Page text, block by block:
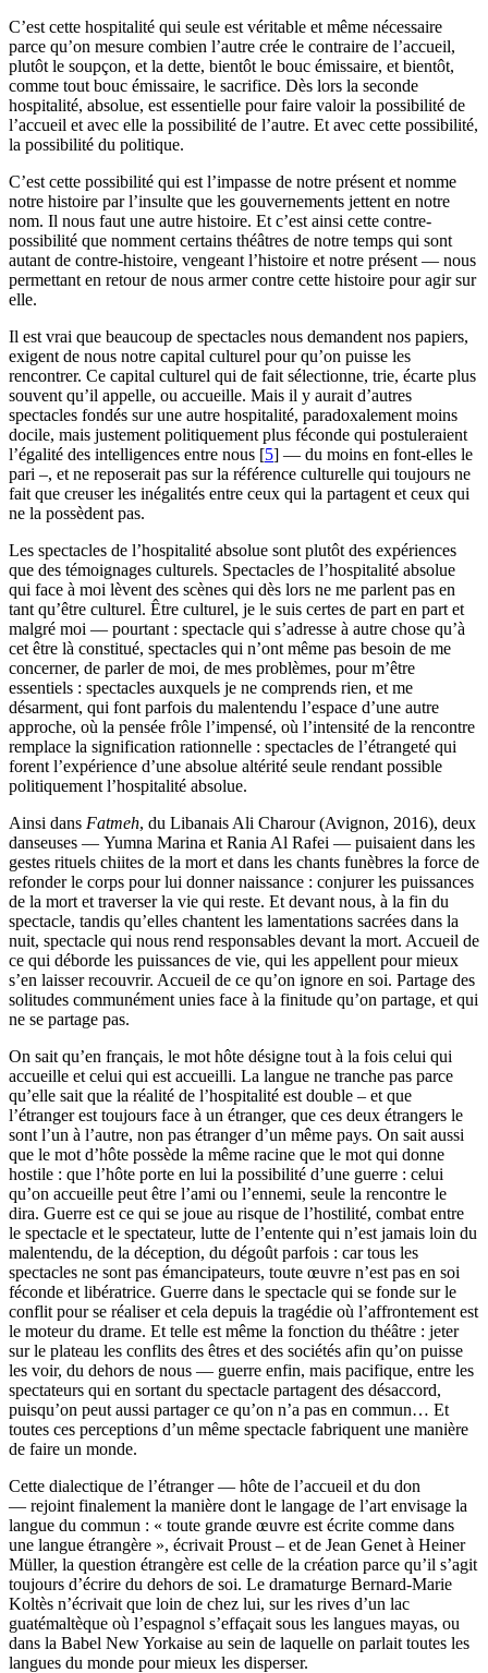
C’est cette hospitalité qui seule est véritable et même nécessaire
parce qu’on mesure combien l’autre crée le contraire de l’accueil,
plutôt le soupçon, et la dette, bientôt le bouc émissaire, et bientôt,
comme tout bouc émissaire, le sacrifice. Dès lors la seconde
hospitalité, absolue, est essentielle pour faire valoir la possibilité de
l’accueil et avec elle la possibilité de l’autre. Et avec cette possibilité,
la possibilité du politique.
C’est cette possibilité qui est l’impasse de notre présent et nomme
notre histoire par l’insulte que les gouvernements jettent en notre
nom. Il nous faut une autre histoire. Et c’est ainsi cette contre-
possibilité que nomment certains théâtres de notre temps qui sont
autant de contre-histoire, vengeant l’histoire et notre présent — nous
permettant en retour de nous armer contre cette histoire pour agir sur
elle.
Il est vrai que beaucoup de spectacles nous demandent nos papiers,
exigent de nous notre capital culturel pour qu’on puisse les
rencontrer. Ce capital culturel qui de fait sélectionne, trie, écarte plus
souvent qu’il appelle, ou accueille. Mais il y aurait d’autres
spectacles fondés sur une autre hospitalité, paradoxalement moins
docile, mais justement politiquement plus féconde qui postuleraient
l’égalité des intelligences entre nous [5] — du moins en font-elles le
pari –, et ne reposerait pas sur la référence culturelle qui toujours ne
fait que creuser les inégalités entre ceux qui la partagent et ceux qui
ne la possèdent pas.
Les spectacles de l’hospitalité absolue sont plutôt des expériences
que des témoignages culturels. Spectacles de l’hospitalité absolue
qui face à moi lèvent des scènes qui dès lors ne me parlent pas en
tant qu’être culturel. Être culturel, je le suis certes de part en part et
malgré moi — pourtant : spectacle qui s’adresse à autre chose qu’à
cet être là constitué, spectacles qui n’ont même pas besoin de me
concerner, de parler de moi, de mes problèmes, pour m’être
essentiels : spectacles auxquels je ne comprends rien, et me
désarment, qui font parfois du malentendu l’espace d’une autre
approche, où la pensée frôle l’impensé, où l’intensité de la rencontre
remplace la signification rationnelle : spectacles de l’étrangeté qui
forent l’expérience d’une absolue altérité seule rendant possible
politiquement l’hospitalité absolue.
Ainsi dans Fatmeh, du Libanais Ali Charour (Avignon, 2016), deux
danseuses — Yumna Marina et Rania Al Rafei — puisaient dans les
gestes rituels chiites de la mort et dans les chants funèbres la force de
refonder le corps pour lui donner naissance : conjurer les puissances
de la mort et traverser la vie qui reste. Et devant nous, à la fin du
spectacle, tandis qu’elles chantent les lamentations sacrées dans la
nuit, spectacle qui nous rend responsables devant la mort. Accueil de
ce qui déborde les puissances de vie, qui les appellent pour mieux
s’en laisser recouvrir. Accueil de ce qu’on ignore en soi. Partage des
solitudes communément unies face à la finitude qu’on partage, et qui
ne se partage pas.
On sait qu’en français, le mot hôte désigne tout à la fois celui qui
accueille et celui qui est accueilli. La langue ne tranche pas parce
qu’elle sait que la réalité de l’hospitalité est double – et que
l’étranger est toujours face à un étranger, que ces deux étrangers le
sont l’un à l’autre, non pas étranger d’un même pays. On sait aussi
que le mot d’hôte possède la même racine que le mot qui donne
hostile : que l’hôte porte en lui la possibilité d’une guerre : celui
qu’on accueille peut être l’ami ou l’ennemi, seule la rencontre le
dira. Guerre est ce qui se joue au risque de l’hostilité, combat entre
le spectacle et le spectateur, lutte de l’entente qui n’est jamais loin du
malentendu, de la déception, du dégoût parfois : car tous les
spectacles ne sont pas émancipateurs, toute œuvre n’est pas en soi
féconde et libératrice. Guerre dans le spectacle qui se fonde sur le
conflit pour se réaliser et cela depuis la tragédie où l’affrontement est
le moteur du drame. Et telle est même la fonction du théâtre : jeter
sur le plateau les conflits des êtres et des sociétés afin qu’on puisse
les voir, du dehors de nous — guerre enfin, mais pacifique, entre les
spectateurs qui en sortant du spectacle partagent des désaccord,
puisqu’on peut aussi partager ce qu’on n’a pas en commun… Et
toutes ces perceptions d’un même spectacle fabriquent une manière
de faire un monde.
Cette dialectique de l’étranger — hôte de l’accueil et du don
— rejoint finalement la manière dont le langage de l’art envisage la
langue du commun : « toute grande œuvre est écrite comme dans
une langue étrangère », écrivait Proust – et de Jean Genet à Heiner
Müller, la question étrangère est celle de la création parce qu’il s’agit
toujours d’écrire du dehors de soi. Le dramaturge Bernard-Marie
Koltès n’écrivait que loin de chez lui, sur les rives d’un lac
guatémaltèque où l’espagnol s’effaçait sous les langues mayas, ou
dans la Babel New Yorkaise au sein de laquelle on parlait toutes les
langues du monde pour mieux les disperser.